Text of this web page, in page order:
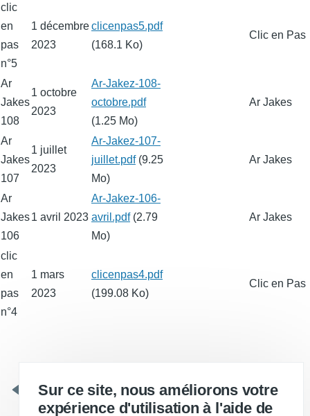
clic
en
pas
n°5
1 décembre
2023
Fichier
clicenpas5.pdf
(168.1 Ko)
Clic en Pas
Ar
Jakes
108
1 octobre
2023
Fichier
Ar-Jakez-108-
octobre.pdf
(1.25 Mo)
Ar Jakes
Ar
Jakes
107
1 juillet
2023
Fichier
Ar-Jakez-107-
juillet.pdf (9.25
Mo)
Ar Jakes
Ar
Jakes
106
1 avril 2023
Fichier
Ar-Jakez-106-
avril.pdf (2.79
Mo)
Ar Jakes
clic
en
pas
n°4
1 mars
2023
Fichier
clicenpas4.pdf
(199.08 Ko)
Clic en Pas
Pagination
Page
2
Page
Sur ce site, nous améliorons votre
expérience d'utilisation à l'aide de